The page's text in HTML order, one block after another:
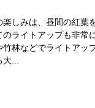
しみは、昼間の紅葉
ライトアップも非常
林などでライトアッ
大...